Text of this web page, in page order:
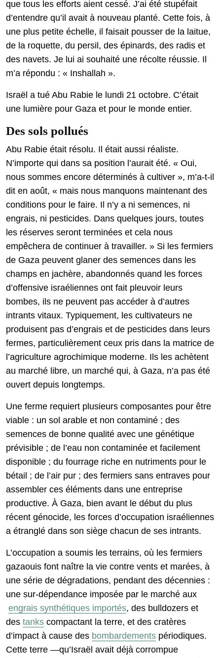
que tous les efforts aient cessé. J’ai été stupéfait
d’entendre qu’il avait à nouveau planté. Cette fois, à
une plus petite échelle, il faisait pousser de la laitue,
de la roquette, du persil, des épinards, des radis et
des navets. Je lui ai souhaité une récolte réussie. Il
m’a répondu : « Inshallah ».
Israël a tué Abu Rabie le lundi 21 octobre. C’était
une lumière pour Gaza et pour le monde entier.
Des sols pollués
Abu Rabie était résolu. Il était aussi réaliste.
N’importe qui dans sa position l’aurait été. « Oui,
nous sommes encore déterminés à cultiver », m’a-t-il
dit en août, « mais nous manquons maintenant des
conditions pour le faire. Il n’y a ni semences, ni
engrais, ni pesticides. Dans quelques jours, toutes
les réserves seront terminées et cela nous
empêchera de continuer à travailler. » Si les fermiers
de Gaza peuvent glaner des semences dans les
champs en jachère, abandonnés quand les forces
d’offensive israéliennes ont fait pleuvoir leurs
bombes, ils ne peuvent pas accéder à d’autres
intrants vitaux. Typiquement, les cultivateurs ne
produisent pas d’engrais et de pesticides dans leurs
fermes, particulièrement ceux pris dans la matrice de
l’agriculture agrochimique moderne. Ils les achètent
au marché libre, un marché qui, à Gaza, n’a pas été
ouvert depuis longtemps.
Une ferme requiert plusieurs composantes pour être
viable : un sol arable et non contaminé ; des
semences de bonne qualité avec une génétique
prévisible ; de l’eau non contaminée et facilement
disponible ; du fourrage riche en nutriments pour le
bétail ; de l’air pur ; des fermiers sans entraves pour
assembler ces éléments dans une entreprise
productive. À Gaza, bien avant le début du plus
récent génocide, les forces d’occupation israéliennes
a étranglé dans son siège chacun de ses intrants.
L’occupation a soumis les terrains, où les fermiers
gazaouis font naître la vie contre vents et marées, à
une série de dégradations, pendant des décennies :
une sur-dépendance imposée par le marché aux
engrais synthétiques importés, des bulldozers et
des tanks compactant la terre, et des cratères
d’impact à cause des bombardements périodiques.
Cette terre —qu’Israël avait déjà corrompue